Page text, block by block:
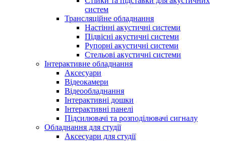
систем
Трансляційне обладнання
Настінні акустичні системи
Підвісні акустичні системи
Рупорні акустичні системи
Стельові акустичні системи
Інтерактивне обладнання
Аксесуари
Відеокамери
Відеообладнання
Інтерактивні дошки
Інтерактивні панелі
Підсилювачі та розподілювачі сигналу
Обладнання для студії
Аксесуари для студії